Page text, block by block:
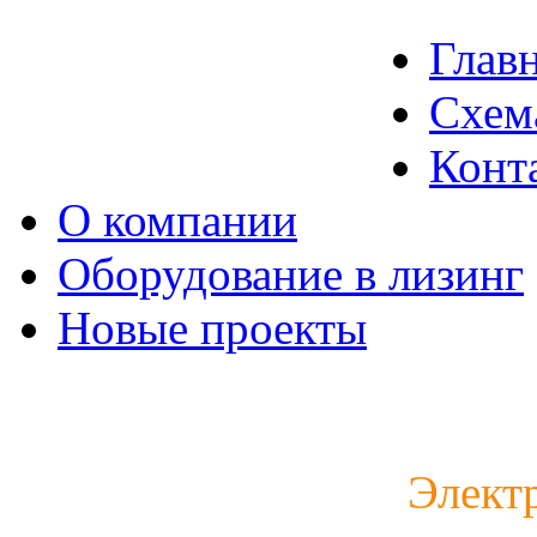
О компании
Оборудование в лизинг
Новые проекты